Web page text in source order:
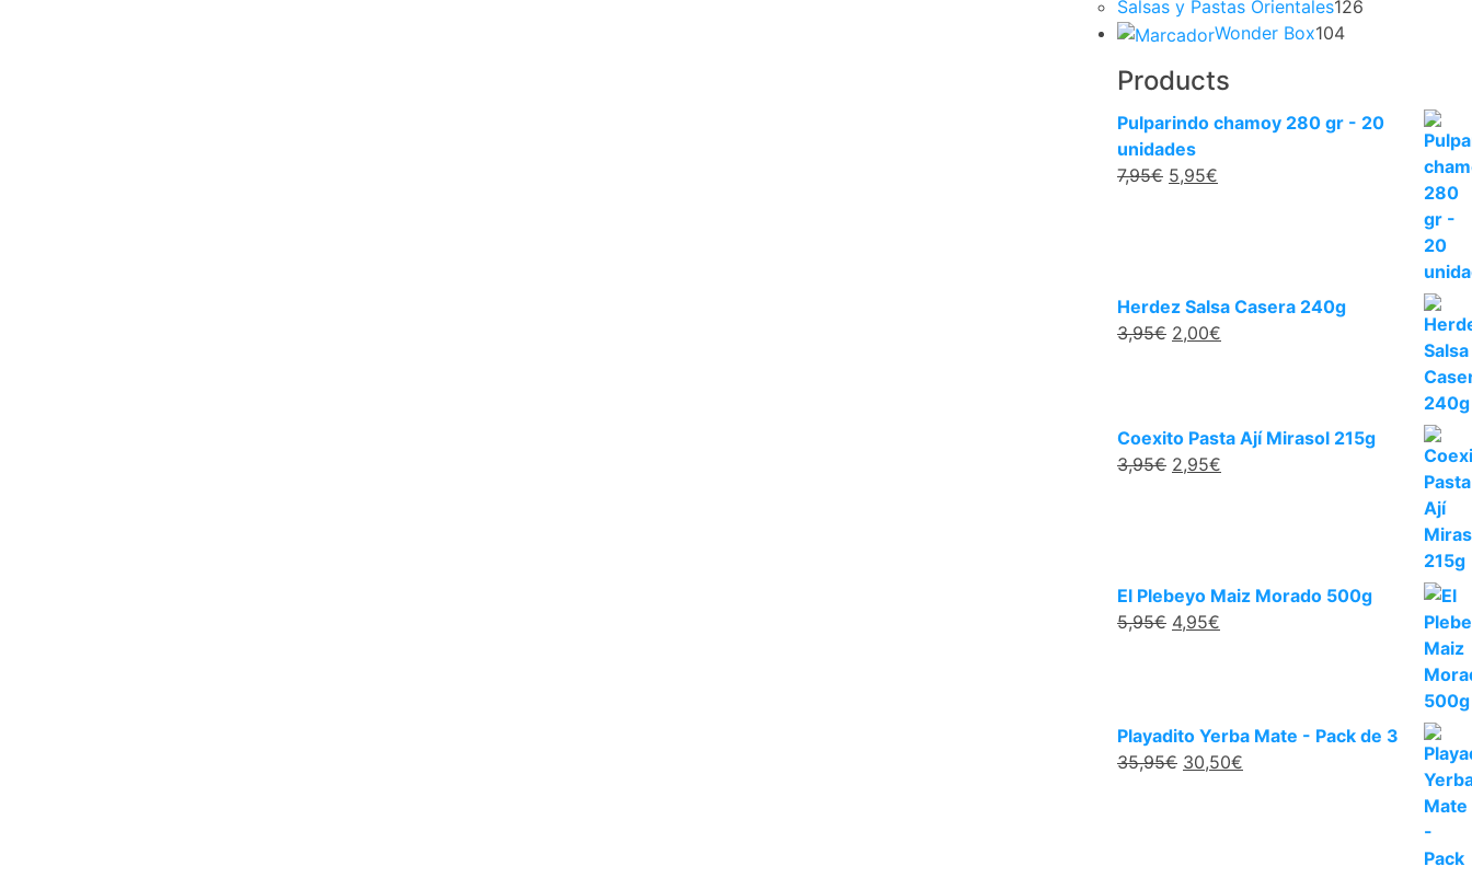
Salsas y Pastas Orientales126
Wonder Box104
Products
Pulparindo chamoy 280 gr - 20
unidades
7,95€ 5,95€
Herdez Salsa Casera 240g
3,95€ 2,00€
Coexito Pasta Ají Mirasol 215g
3,95€ 2,95€
El Plebeyo Maiz Morado 500g
5,95€ 4,95€
Playadito Yerba Mate - Pack de 3
35,95€ 30,50€